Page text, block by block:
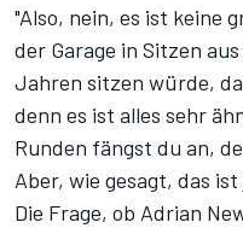
"Also, nein, es ist keine
der Garage in Sitzen
Jahren sitzen würde,
denn es ist alles sehr
Runden fängst du an,
Aber, wie gesagt, das
Die Frage, ob Adrian